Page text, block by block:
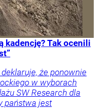
kadencję? Tak ocenili
że ponownie
w wyborach
SW Research dla
państwa jest